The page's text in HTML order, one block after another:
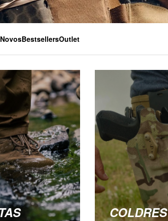
BestsellersOutlet
COLDRES